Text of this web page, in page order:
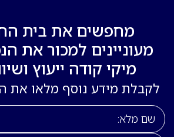
מחפשים את בית
מעוניינים למכור את
מיקי קודה ייעוץ
לקבלת מידע נוסף מלאו את